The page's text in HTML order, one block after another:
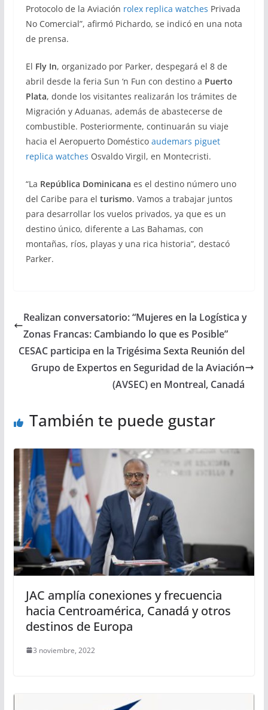
Protocolo de la Aviación rolex replica watches Privada
No Comercial”, afirmó Pichardo, se indicó en una nota
de prensa.
El Fly In, organizado por Parker, despegará el 8 de
abril desde la feria Sun ‘n Fun con destino a Puerto
Plata, donde los visitantes realizarán los trámites de
Migración y Aduanas, además de abastecerse de
combustible. Posteriormente, continuarán su viaje
hacia el Aeropuerto Doméstico audemars piguet
replica watches Osvaldo Virgil, en Montecristi.
“La República Dominicana es el destino número uno
del Caribe para el turismo. Vamos a trabajar juntos
para desarrollar los vuelos privados, ya que es un
destino único, diferente a Las Bahamas, con
montañas, ríos, playas y una rica historia”, destacó
Parker.
Realizan conversatorio: “Mujeres en la Logística y
Zonas Francas: Cambiando lo que es Posible”
CESAC participa en la Trigésima Sexta Reunión del
Grupo de Expertos en Seguridad de la Aviación
(AVSEC) en Montreal, Canadá
También te puede gustar
JAC amplía conexiones y frecuencia
hacia Centroamérica, Canadá y otros
destinos de Europa
3 noviembre, 2022